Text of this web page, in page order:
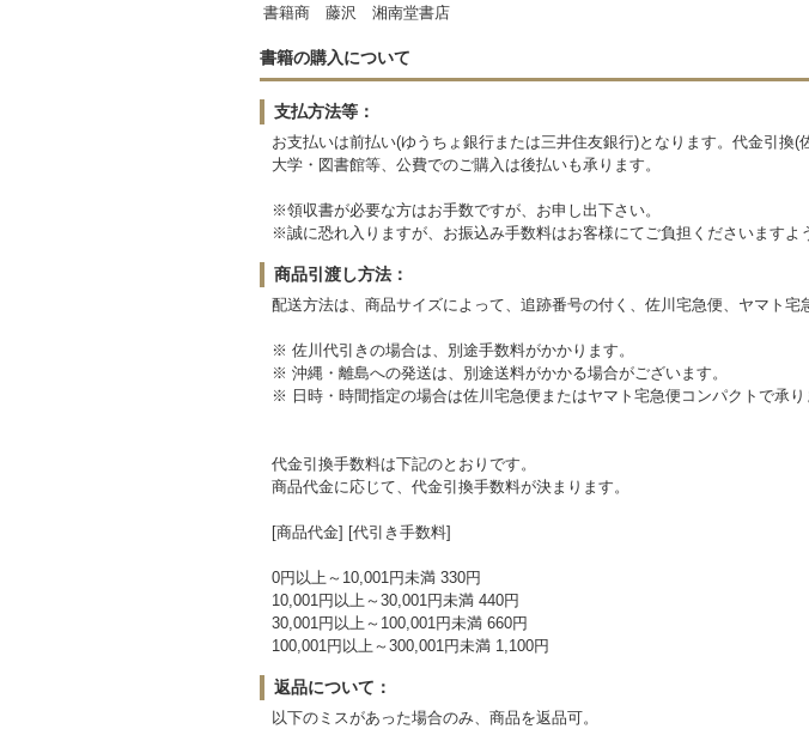
書籍商 藤沢 湘南堂書店
書籍の購入について
支払方法等：
お支払いは前払い(ゆうちょ銀行または三井住友銀行)となります。代金引換(
大学・図書館等、公費でのご購入は後払いも承ります。
※領収書が必要な方はお手数ですが、お申し出下さい。
※誠に恐れ入りますが、お振込み手数料はお客様にてご負担くださいますよ
商品引渡し方法：
配送方法は、商品サイズによって、追跡番号の付く、佐川宅急便、ヤマト
※ 佐川代引きの場合は、別途手数料がかかります。
※ 沖縄・離島への発送は、別途送料がかかる場合がございます。
※ 日時・時間指定の場合は佐川宅急便またはヤマト宅急便コンパクトで承り
代金引換手数料は下記のとおりです。
商品代金に応じて、代金引換手数料が決まります。
[商品代金] [代引き手数料]
0円以上～10,001円未満 330円
10,001円以上～30,001円未満 440円
30,001円以上～100,001円未満 660円
100,001円以上～300,001円未満 1,100円
返品について：
以下のミスがあった場合のみ、商品を返品可。